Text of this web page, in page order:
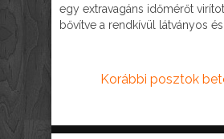
egy extravagáns időmérőt
bővítve a rendkívül látványos és
Korábbi posztok